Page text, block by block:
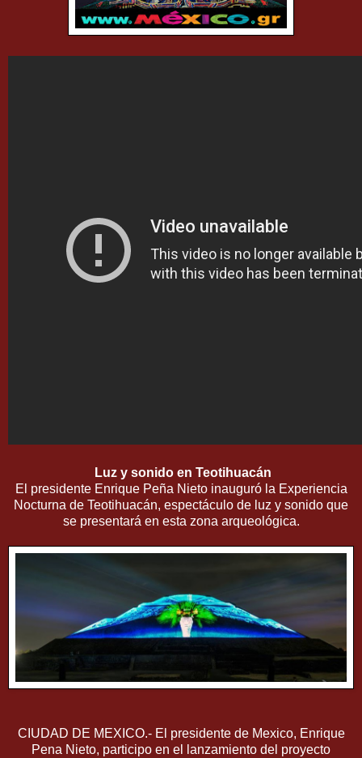
Luz y sonido en Teotihuacán
El presidente Enrique Peña Nieto inauguró la Experiencia
Nocturna de Teotihuacán, espectáculo de luz y sonido que
se presentará en esta zona arqueológica.
CIUDAD DE MEXICO.- El presidente de Mexico, Enrique
Pena Nieto, participo en el lanzamiento del proyecto